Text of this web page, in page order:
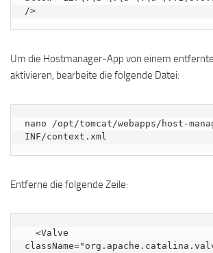
Um die Hostmanager-App von einem
aktivieren, bearbeite die folgende Datei:
nano /opt/tomcat/webapps/host-
INF/context.xml
Entferne die folgende Zeile: